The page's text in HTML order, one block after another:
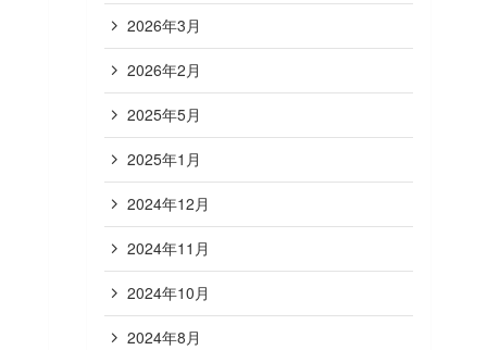
2026年3月
2026年2月
2025年5月
2025年1月
2024年12月
2024年11月
2024年10月
2024年8月